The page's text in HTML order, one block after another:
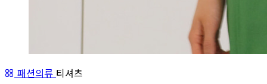
패션의류 티셔츠